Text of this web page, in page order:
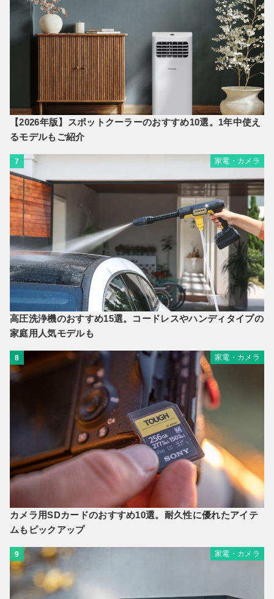
【2026年版】スポットクーラーのおすすめ10選。1年中使え
るモデルもご紹介
7 家電・カメラ
高圧洗浄機のおすすめ15選。コードレスやハンディタイプの
家庭用人気モデルも
8 家電・カメラ
カメラ用SDカードのおすすめ10選。耐久性に優れたアイテ
ムもピックアップ
9 家電・カメラ